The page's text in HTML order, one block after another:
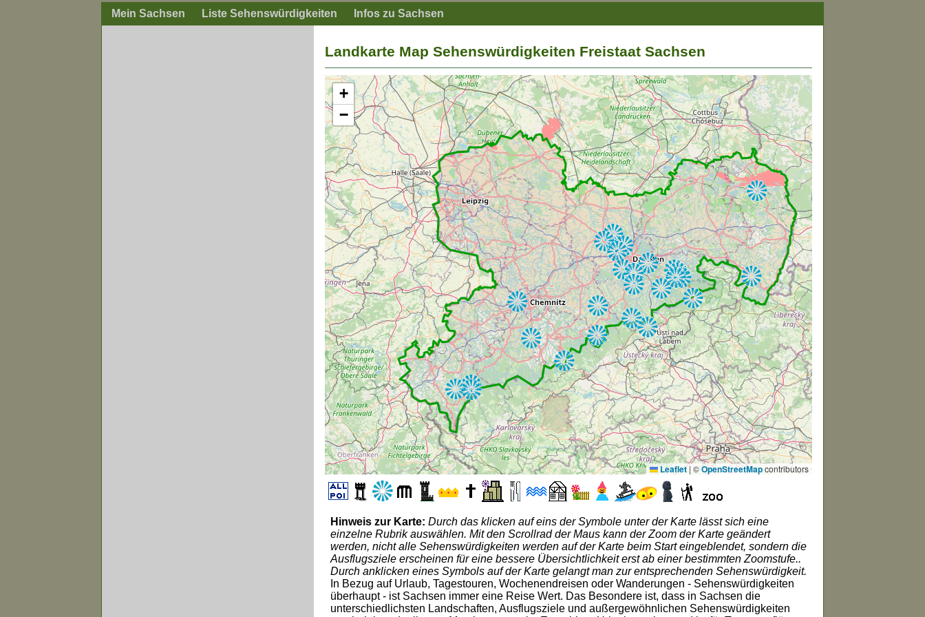
Mein Sachsen Liste Sehenswürdigkeiten Infos zu Sachsen
Landkarte Map Sehenswürdigkeiten Freistaat Sachsen
+
−
Leaflet | ©OpenStreetMapcontributors
Hinweis zur Karte: Durch das klicken auf eins der Symbole unter der Karte lässt sich eine
einzelne Rubrik auswählen. Mit den Scrollrad der Maus kann der Zoom der Karte geändert
werden, nicht alle Sehenswürdigkeiten werden auf der Karte beim Start eingeblendet, sondern die
Ausflugsziele erscheinen für eine bessere Übersichtlichkeit erst ab einer bestimmten Zoomstufe..
Durch anklicken eines Symbols auf der Karte gelangt man zur entsprechenden Sehenswürdigkeit.
In Bezug auf Urlaub, Tagestouren, Wochenendreisen oder Wanderungen - Sehenswürdigkeiten
überhaupt - ist Sachsen immer eine Reise Wert. Das Besondere ist, dass in Sachsen die
unterschiedlichsten Landschaften, Ausflugsziele und außergewöhnlichen Sehenswürdigkeiten